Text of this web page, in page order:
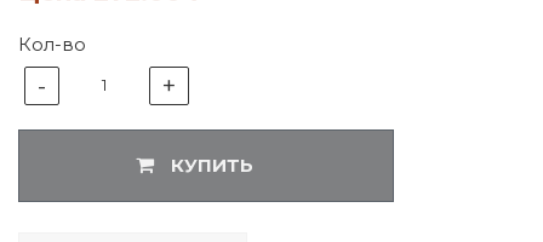
Кол-во
- 1 +
КУПИТЬ